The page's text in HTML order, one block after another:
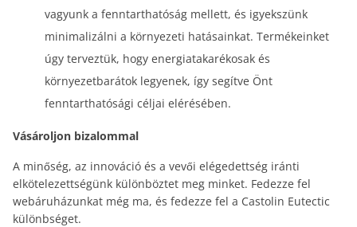
vagyunk a fenntarthatóság mellett, és igyekszünk
minimalizálni a környezeti hatásainkat. Termékeinket
úgy terveztük, hogy energiatakarékosak és
környezetbarátok legyenek, így segítve Önt
fenntarthatósági céljai elérésében.
Vásároljon bizalommal
A minőség, az innováció és a vevői elégedettség iránti
elkötelezettségünk különböztet meg minket. Fedezze fel
webáruházunkat még ma, és fedezze fel a Castolin Eutectic
különbséget.